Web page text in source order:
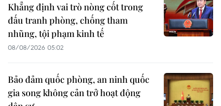
Khẳng định vai trò nòng cốt trong
đấu tranh phòng, chống tham
nhũng, tội phạm kinh tế
08/08/2026 05:02
Bảo đảm quốc phòng, an ninh quốc
gia song không cản trở hoạt động